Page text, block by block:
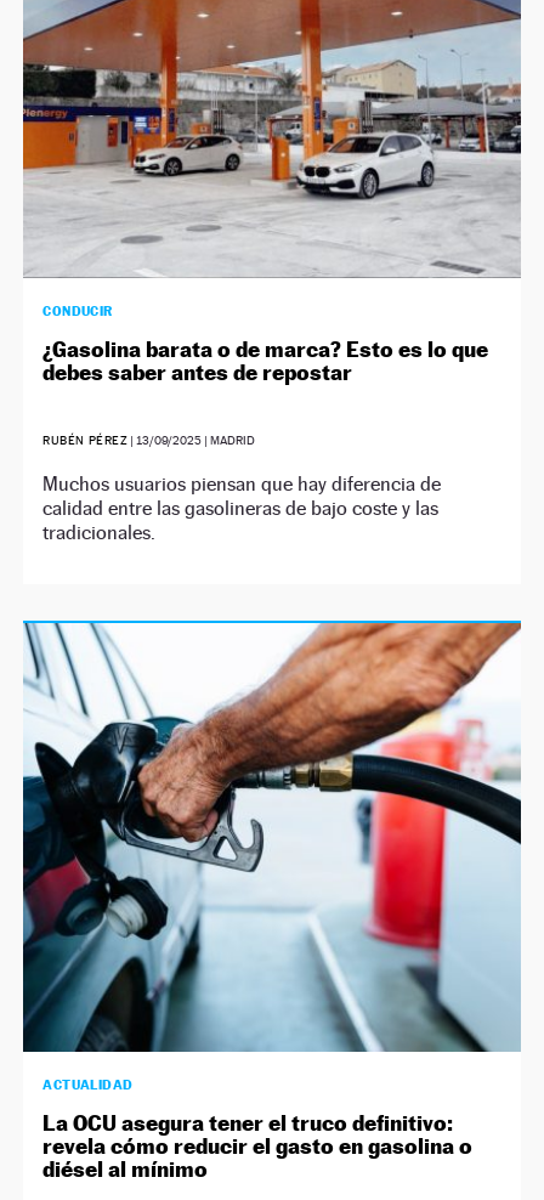
CONDUCIR
¿Gasolina barata o de marca? Esto es lo que
debes saber antes de repostar
RUBÉN PÉREZ |13/09/2025 | MADRID
Muchos usuarios piensan que hay diferencia de
calidad entre las gasolineras de bajo coste y las
tradicionales.
ACTUALIDAD
La OCU asegura tener el truco definitivo:
revela cómo reducir el gasto en gasolina o
diésel al mínimo